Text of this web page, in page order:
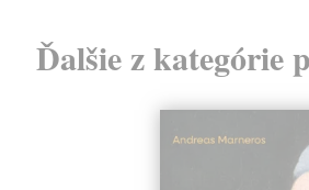
Ďalšie z kategórie